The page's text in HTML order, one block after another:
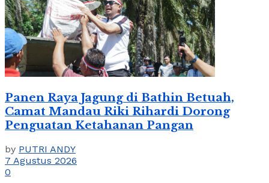
Panen Raya Jagung di Bathin Betuah,
Camat Mandau Riki Rihardi Dorong
Penguatan Ketahanan Pangan
by PUTRI ANDY
7 Agustus 2026
0